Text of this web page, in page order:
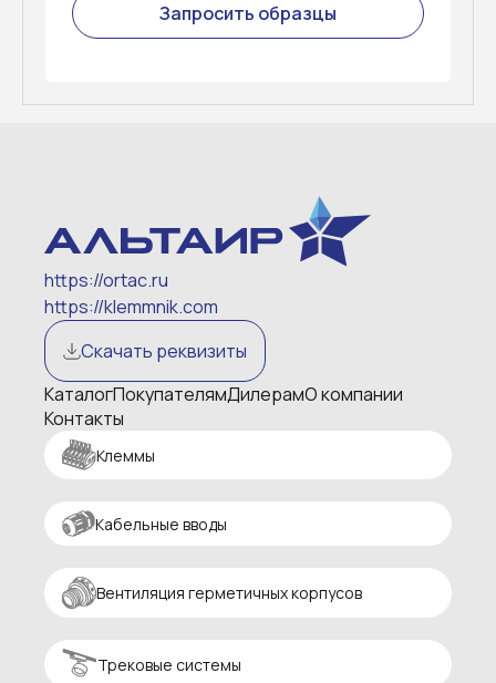
Запросить образцы
https://ortac.ru
https://klemmnik.com
Скачать реквизиты
КаталогПокупателямДилерамО компании
Контакты
Клеммы
Кабельные вводы
Вентиляция герметичных корпусов
Трековые системы